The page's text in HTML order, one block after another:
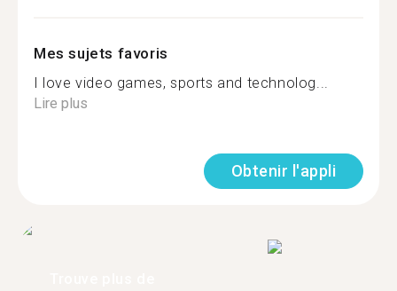
Mes sujets favoris
I love video games, sports and technolog...
Lire plus
Obtenir l'appli